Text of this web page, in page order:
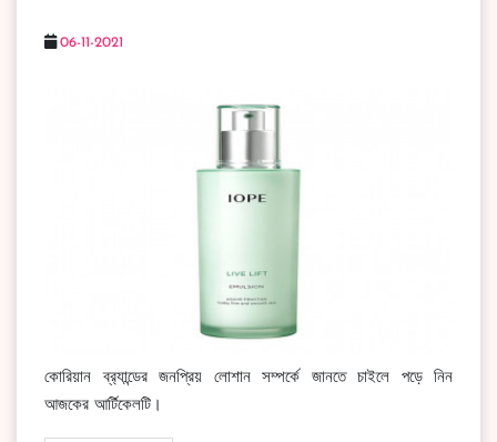
06-11-2021
কোরিয়ান ব্র‍্যান্ডের জনপ্রিয় লোশান সম্পর্কে জানতে চাইলে পড়ে নিন
আজকের আর্টিকেলটি।